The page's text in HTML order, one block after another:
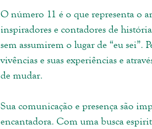
O número 11 é o que representa o
inspiradores e contadores de
sem assumirem o lugar de “eu
vivências e suas experiências e
de mudar.
Sua comunicação e presença são
encantadora. Com uma busca